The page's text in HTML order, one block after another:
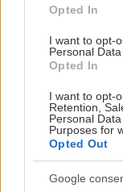
Opted In
I want to opt-
Personal
Opted In
I want to opt-
Retention,
Personal
Purposes for
Opted Out
Google
Xa Xiu, χοιρινό
σερβιρισμένο
μαγειρεμένο
τηγανητά
μαρούλι pak
κρεμμύδι.
γύρω στα 25€
περιοχές.